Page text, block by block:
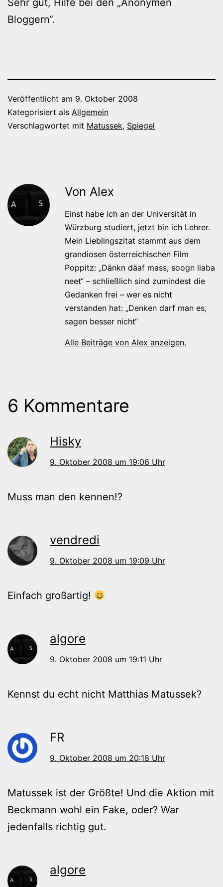
Bloggern“.
Veröffentlicht am 9. Oktober 2008
Kategorisiert als Allgemein
Verschlagwortet mit Matussek, Spiegel
Von Alex
Einst habe ich an der Universität in
Würzburg studiert, jetzt bin ich Lehrer.
Mein Lieblingszitat stammt aus dem
grandiosen österreichischen Film
Poppitz: „Dänkn däaf mass, soogn liaba
neet“ – schließlich sind zumindest die
Gedanken frei – wer es nicht
verstanden hat: „Denken darf man es,
sagen besser nicht“
Alle Beiträge von Alex anzeigen.
6 Kommentare
Hisky
9. Oktober 2008 um 19:06 Uhr
Muss man den kennen!?
vendredi
9. Oktober 2008 um 19:09 Uhr
Einfach großartig!
algore
9. Oktober 2008 um 19:11 Uhr
Kennst du echt nicht Matthias Matussek?
FR
9. Oktober 2008 um 20:18 Uhr
Matussek ist der Größte! Und die Aktion mit
Beckmann wohl ein Fake, oder? War
jedenfalls richtig gut.
algore